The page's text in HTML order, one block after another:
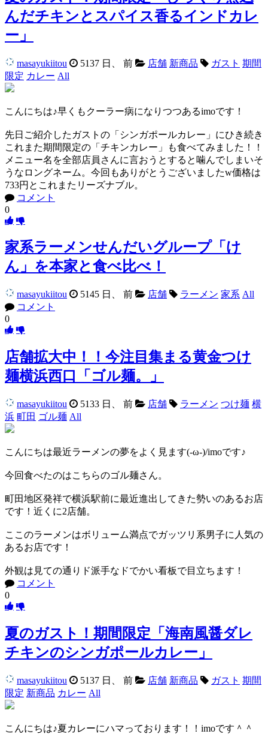
んだチキンとスパイス香るインドカレ
ー」
masayukiitou 5137 日、 前 店舗 新商品 ガスト 期間
限定 カレー All
こんにちは♪早くもクーラー病になりつつあるimoです！
先日ご紹介したガストの「シンガポールカレー」にひき続き
これまた期間限定の「チキンカレー」も食べてみました！！
メニュー名を全部店員さんに言おうとすると噛んでしまいそ
うなロングネーム。今回もありがとうございましたw価格は
733円とこれまたリーズナブル。
コメント
0
家系ラーメンせんだいグループ「け
ん」を本家と食べ比べ！
masayukiitou 5145 日、 前 店舗 ラーメン 家系 All
コメント
0
店舗拡大中！！今注目集まる黄金つけ
麺横浜西口「ゴル麺。」
masayukiitou 5133 日、 前 店舗 ラーメン つけ麺 横
浜 町田 ゴル麺 All
こんにちは最近ラーメンの夢をよく見ます(-ω-)/imoです♪
今回食べたのはこちらのゴル麺さん。
町田地区発祥で横浜駅前に最近進出してきた勢いのあるお店
です！近くに2店舗。
ここのラーメンはボリューム満点でガッツリ系男子に人気の
あるお店です！
外観は見ての通りド派手なドでかい看板で目立ちます！
コメント
0
夏のガスト！期間限定「海南風醤ダレ
チキンのシンガポールカレー」
masayukiitou 5137 日、 前 店舗 新商品 ガスト 期間
限定 新商品 カレー All
こんにちは♪夏カレーにハマっております！！imoです＾＾